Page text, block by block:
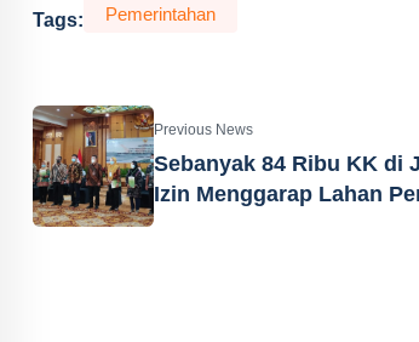
Tags: Pemerintahan
Previous News
Sebanyak 84 Ribu KK di
Izin Menggarap Lahan